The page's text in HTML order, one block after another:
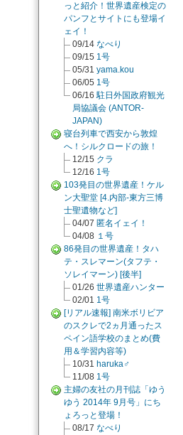
っと紹介！世界遺産検定の
パンフとサイトにも登場イ
ェイ！
09/14 なべり
09/15 1号
05/31 yama.kou
06/05 1号
06/16駐日外国政府観光
局協議会 (ANTOR-
JAPAN)
寝台列車で西安から敦煌
へ！シルクロードの旅！
12/15 クラ
12/16 1号
103発目の世界遺産！ケル
ン大聖堂 [4.内部-東方三博
士聖遺物など]
04/07 匿名イェイ！
04/08 １号
86発目の世界遺産！タハ
テ・スレマーン(タフテ・
ソレイマーン) [後半]
01/26 世界遺産ハンター
02/01 1号
[リアル速報] 南米ボリビア
のスクレで2ヵ月通ったス
ペイン語学校のまとめ(費
用＆学習内容等)
10/31 haruka♂
11/08 1号
主婦の友社の月刊誌「ゆう
ゆう 2014年 9月号」にち
ょろっと登場！
08/17 なべり